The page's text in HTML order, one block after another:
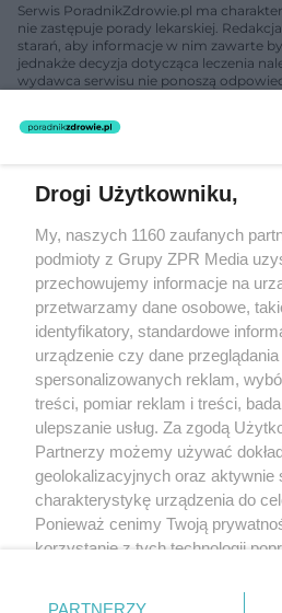
Serwis PoradnikZdrowie.pl ma
nie zastępuje porady lekarskiej.
starań, aby informacje w nim zawarte
jednakże decyzja dotycząca leczenia
wydawca serwisu nie ponoszą
świadczeń zdrowotnych w rozumieniu
rozpowszechniany lub dalej
(w tym także elektroniczny lub
eksploatacji w jakiejkolwiek formie,
Internecie bez pisemnej zgody
lub wykorzystanie utworów w całości
prawa, tzn. bez właściwej zgody, jest
może być ścigane prawnie.
O nas
Informacje
Nasze serwisy
Drogi Użytkowniku,
My, naszych 1160 zaufanych
podmioty z Grupy ZPR Media
przechowujemy informacje na
przetwarzamy dane osobowe,
identyfikatory, standardowe
urządzenie czy dane
spersonalizowanych reklam,
treści, pomiar reklam i treści,
ulepszanie usług. Za zgodą
Partnerzy możemy używać
geolokalizacyjnych oraz aktywnie
charakterystykę urządzenia do
Ponieważ cenimy Twoją
korzystanie z tych technologii
zmienić/wycofać klikając przycisk
PARTNERZY